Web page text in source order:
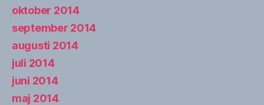
oktober 2014
september 2014
augusti 2014
juli 2014
juni 2014
maj 2014